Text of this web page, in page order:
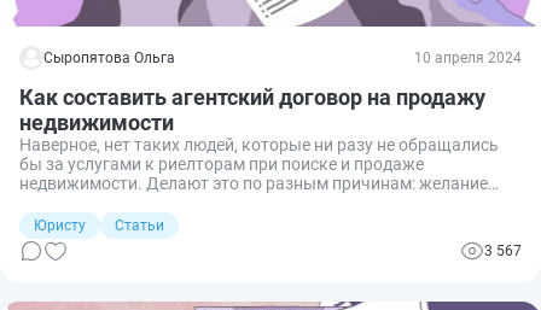
Сыропятова Ольга 10 апреля 2024
Как составить агентский договор на продажу
недвижимости
Наверное, нет таких людей, которые ни разу не обращались
бы за услугами к риелторам при поиске и продаже
недвижимости. Делают это по разным причинам: желание
юридических тонкостей при оформлении сделки, нехватка
личного времени и пр. Заключение агентского договора в
таких случаях — это гарантия получения качественной услуги
составить.
Юристу
Статьи
3 567